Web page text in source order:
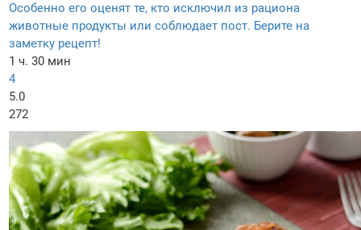
Особенно его оценят те, кто исключил из рациона
животные продукты или соблюдает пост. Берите на
заметку рецепт!
1 ч. 30 мин
4
5.0
272